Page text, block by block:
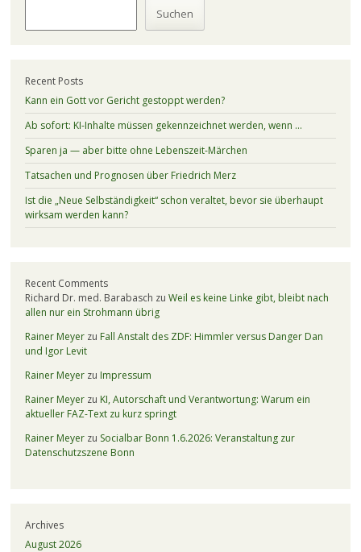
Suchen
Recent Posts
Kann ein Gott vor Gericht gestoppt werden?
Ab sofort: KI-Inhalte müssen gekennzeichnet werden, wenn …
Sparen ja — aber bitte ohne Lebenszeit-Märchen
Tatsachen und Prognosen über Friedrich Merz
Ist die „Neue Selbständigkeit“ schon veraltet, bevor sie überhaupt
wirksam werden kann?
Recent Comments
Richard Dr. med. Barabasch zu Weil es keine Linke gibt, bleibt nach
allen nur ein Strohmann übrig
Rainer Meyerzu Fall Anstalt des ZDF: Himmler versus Danger Dan
und Igor Levit
Rainer Meyerzu Impressum
Rainer Meyerzu KI, Autorschaft und Verantwortung: Warum ein
aktueller FAZ-Text zu kurz springt
Rainer Meyerzu Socialbar Bonn 1.6.2026: Veranstaltung zur
Datenschutzszene Bonn
Archives
August 2026